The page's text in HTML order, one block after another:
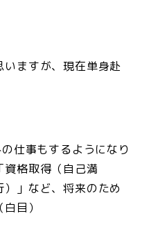
ますが、現在単身赴
仕事もするようになり
資格取得（自己満
」など、将来のため
目）